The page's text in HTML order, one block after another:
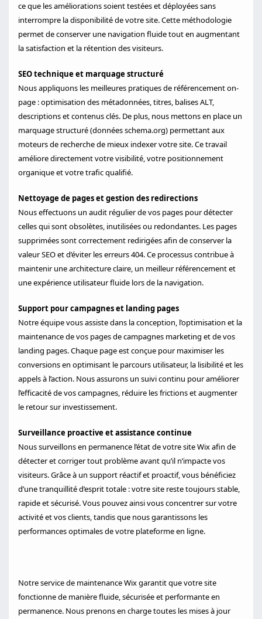
ce que les améliorations soient testées et déployées sans
interrompre la disponibilité de votre site. Cette méthodologie
permet de conserver une navigation fluide tout en augmentant
la satisfaction et la rétention des visiteurs.
SEO technique et marquage structuré
Nous appliquons les meilleures pratiques de référencement on-
page : optimisation des métadonnées, titres, balises ALT,
descriptions et contenus clés. De plus, nous mettons en place un
marquage structuré (données schema.org) permettant aux
moteurs de recherche de mieux indexer votre site. Ce travail
améliore directement votre visibilité, votre positionnement
organique et votre trafic qualifié.
Nettoyage de pages et gestion des redirections
Nous effectuons un audit régulier de vos pages pour détecter
celles qui sont obsolètes, inutilisées ou redondantes. Les pages
supprimées sont correctement redirigées afin de conserver la
valeur SEO et d’éviter les erreurs 404. Ce processus contribue à
maintenir une architecture claire, un meilleur référencement et
une expérience utilisateur fluide lors de la navigation.
Support pour campagnes et landing pages
Notre équipe vous assiste dans la conception, l’optimisation et la
maintenance de vos pages de campagnes marketing et de vos
landing pages. Chaque page est conçue pour maximiser les
conversions en optimisant le parcours utilisateur, la lisibilité et les
appels à l’action. Nous assurons un suivi continu pour améliorer
l’efficacité de vos campagnes, réduire les frictions et augmenter
le retour sur investissement.
Surveillance proactive et assistance continue
Nous surveillons en permanence l’état de votre site Wix afin de
détecter et corriger tout problème avant qu’il n’impacte vos
visiteurs. Grâce à un support réactif et proactif, vous bénéficiez
d’une tranquillité d’esprit totale : votre site reste toujours stable,
rapide et sécurisé. Vous pouvez ainsi vous concentrer sur votre
activité et vos clients, tandis que nous garantissons les
performances optimales de votre plateforme en ligne.
Notre service de maintenance Wix garantit que votre site
fonctionne de manière fluide, sécurisée et performante en
permanence. Nous prenons en charge toutes les mises à jour